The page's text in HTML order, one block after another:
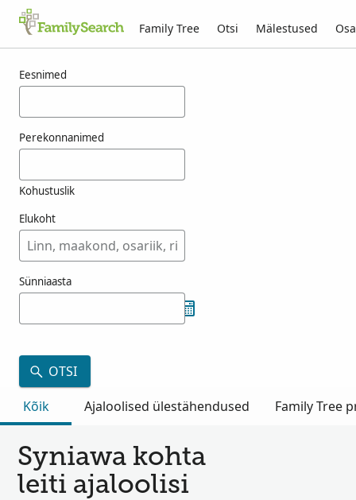
Family Tree Otsi Mälestused
Eesnimed
Perekonnanimed
Kohustuslik
Elukoht
Sünniaasta
OTSI
Kõik
Ajaloolised ülestähendused Family Tree
Syniawa kohta
leiti ajaloolisi